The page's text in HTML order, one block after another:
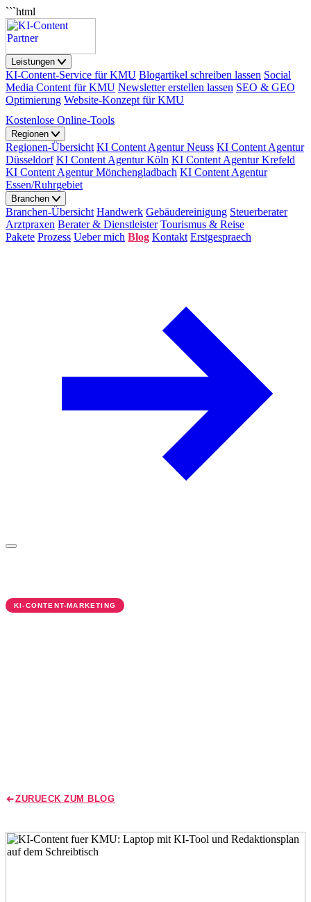
```html
Leistungen
KI-Content-Service für KMU Blogartikel schreiben lassen Social
Media Content für KMU Newsletter erstellen lassen SEO & GEO
Optimierung Website-Konzept für KMU
Kostenlose Online-Tools
Regionen
Regionen-Übersicht KI Content Agentur Neuss KI Content Agentur
Düsseldorf KI Content Agentur Köln KI Content Agentur Krefeld
KI Content Agentur Mönchengladbach KI Content Agentur
Essen/Ruhrgebiet
Branchen
Branchen-Übersicht Handwerk Gebäudereinigung Steuerberater
Arztpraxen Berater & Dienstleister Tourismus & Reise
Pakete Prozess Ueber mich Blog Kontakt Erstgespraech
KI-CONTENT-MARKETING
ZURUECK ZUM BLOG